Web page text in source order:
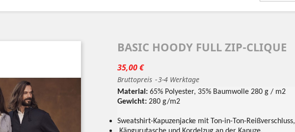
BASIC HOODY FULL ZIP-CLIQUE
35,00 €
Bruttopreis 3-4 Werktage
Material: 65% Polyester, 35% Baumwolle 280 g / m2
Gewicht: 280 g/m2
Sweatshirt-Kapuzenjacke mit Ton-in-Ton-Reißverschluss,